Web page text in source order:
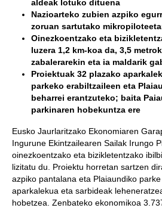
aldeak lotuko dituena
Nazioarteko zubien azpiko
zoruan sartutako
Oinezkoentzako eta
luzera 1,2 km-koa da, 3,5
zabalerarekin eta ia maldarik
Proiektuak 32 plazako
parkeko erabiltzaileen eta
beharrei erantzuteko; baita
parkinaren hobekuntza ere
Eusko Jaurlaritzako Ekonomiaren
Ingurune Ekintzailearen Sailak Irungo
oinezkoentzako eta bizikletentzako
lizitatu du. Proiektu horretan sartzen
azpiko pantalana eta Plaiaundiko
aparkalekua eta sarbideak
hobetzea. Zenbateko ekonomikoa